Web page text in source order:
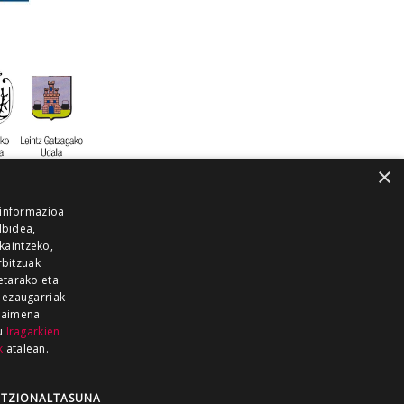
GUKA
×
eta
Iragarkien
atalean.